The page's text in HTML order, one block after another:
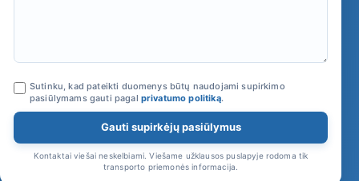
Sutinku, kad pateikti duomenys būtų naudojami supirkimo
pasiūlymams gauti pagal privatumo politiką.
Gauti supirkėjų pasiūlymus
Kontaktai viešai neskelbiami. Viešame užklausos puslapyje rodoma tik
transporto priemonės informacija.